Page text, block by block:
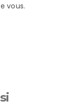
vous.